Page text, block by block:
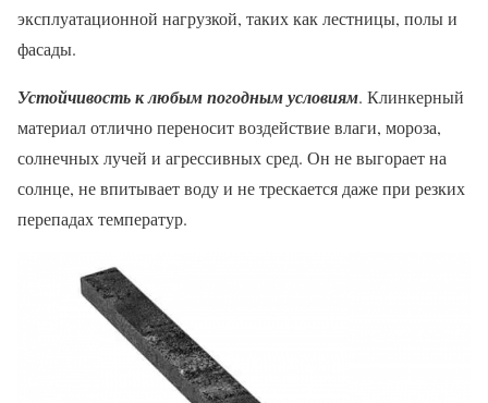
эксплуатационной нагрузкой, таких как лестницы, полы и
фасады.
Устойчивость к любым погодным условиям. Клинкерный
материал отлично переносит воздействие влаги, мороза,
солнечных лучей и агрессивных сред. Он не выгорает на
солнце, не впитывает воду и не трескается даже при резких
перепадах температур.